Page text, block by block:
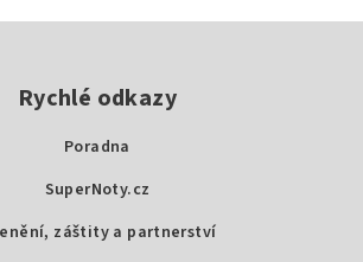
Rychlé odkazy
Poradna
SuperNoty.cz
záštity a partnerství